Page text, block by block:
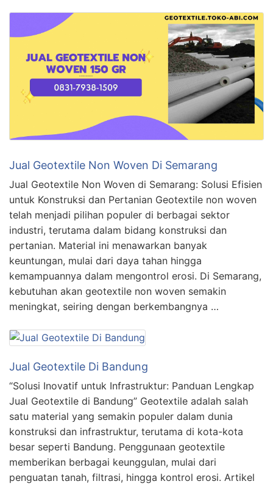
Jual Geotextile Non Woven Di Semarang
Jual Geotextile Non Woven di Semarang: Solusi Efisien
untuk Konstruksi dan Pertanian Geotextile non woven
telah menjadi pilihan populer di berbagai sektor
industri, terutama dalam bidang konstruksi dan
pertanian. Material ini menawarkan banyak
keuntungan, mulai dari daya tahan hingga
kemampuannya dalam mengontrol erosi. Di Semarang,
kebutuhan akan geotextile non woven semakin
meningkat, seiring dengan berkembangnya …
Jual Geotextile Di Bandung
“Solusi Inovatif untuk Infrastruktur: Panduan Lengkap
Jual Geotextile di Bandung” Geotextile adalah salah
satu material yang semakin populer dalam dunia
konstruksi dan infrastruktur, terutama di kota-kota
besar seperti Bandung. Penggunaan geotextile
memberikan berbagai keunggulan, mulai dari
penguatan tanah, filtrasi, hingga kontrol erosi. Artikel